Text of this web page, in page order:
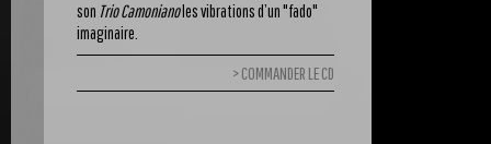
son Trio Camonianoles vibrations d’un "fado"
imaginaire.
COMMANDER LE CD